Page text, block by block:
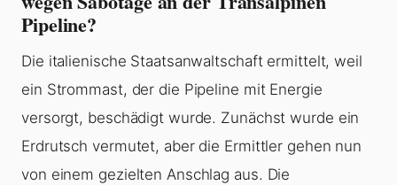
Pipeline?
Die italienische Staatsanwaltschaft ermittelt, weil
ein Strommast, der die Pipeline mit Energie
versorgt, beschädigt wurde. Zunächst wurde ein
Erdrutsch vermutet, aber die Ermittler gehen nun
von einem gezielten Anschlag aus. Die